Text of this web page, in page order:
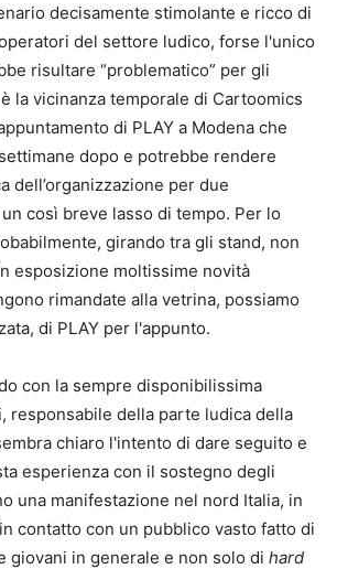
decisamente stimolante e ricco di
del settore ludico, forse l'unico
risultare “problematico” per gli
la vicinanza temporale di Cartoomics
di PLAY a Modena che
dopo e potrebbe rendere
dell’organizzazione per due
così breve lasso di tempo. Per lo
girando tra gli stand, non
esposizione moltissime novità
rimandate alla vetrina, possiamo
di PLAY per l'appunto.
con la sempre disponibilissima
responsabile della parte ludica della
chiaro l'intento di dare seguito e
esperienza con il sostegno degli
una manifestazione nel nord Italia, in
contatto con un pubblico vasto fatto di
giovani in generale e non solo di hard